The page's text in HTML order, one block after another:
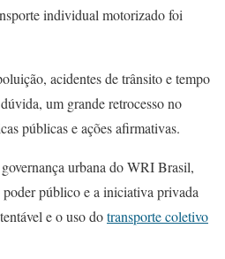
individual motorizado foi
acidentes de trânsito e tempo
um grande retrocesso no
públicas e ações afirmativas.
urbana do WRI Brasil,
público e a iniciativa privada
e o uso dotransporte coletivo